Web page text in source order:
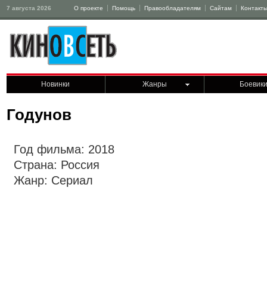
7 августа 2026 О проекте Помощь Правообладателям Сайтам Контакты
Новинки Жанры Боевики
Годунов
Год фильма: 2018
Страна: Россия
Жанр: Сериал